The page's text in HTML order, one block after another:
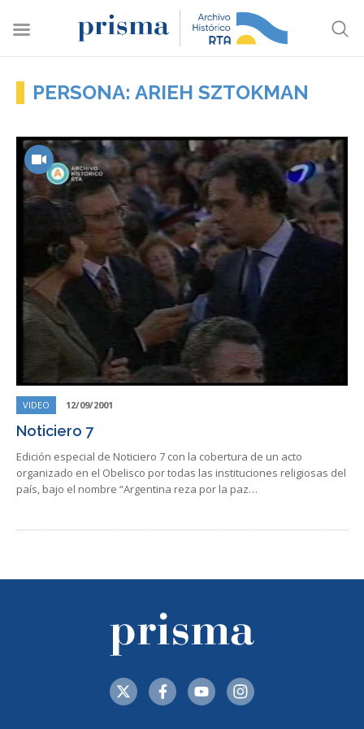
PERSONA: ARIEH SZTOKMAN
VIDEO 12/09/2001
Noticiero 7
Edición especial de Noticiero 7 con la cobertura de un acto
organizado en el Obelisco por todas las instituciones religiosas del
país, bajo el nombre “Argentina reza por la paz…